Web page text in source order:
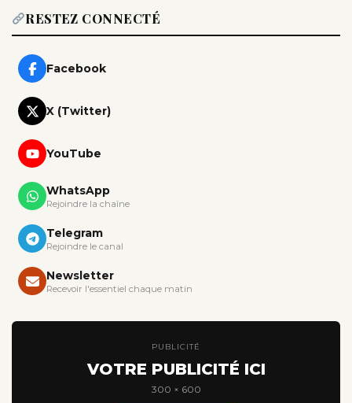
RESTEZ CONNECTÉ
Facebook
X (Twitter)
YouTube
WhatsApp
Rejoindre la chaîne
Telegram
Rejoindre le canal
Newsletter
Recevoir l'essentiel chaque matin
PUBLICITÉ
VOTRE PUBLICITÉ ICI
300 × 600